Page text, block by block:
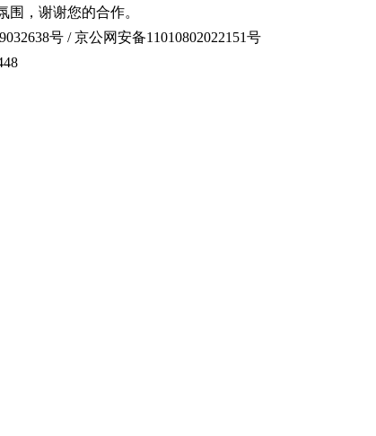
围，谢谢您的合作。
号 / 京公网安备11010802022151号